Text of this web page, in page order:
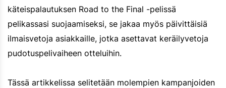
käteispalautuksen Road to the Final -pelissä
pelikassasi suojaamiseksi, se jakaa myös päivittäisiä
ilmaisvetoja asiakkaille, jotka asettavat keräilyvetoja
pudotuspelivaiheen otteluihin.
Tässä artikkelissa selitetään molempien kampanjoiden